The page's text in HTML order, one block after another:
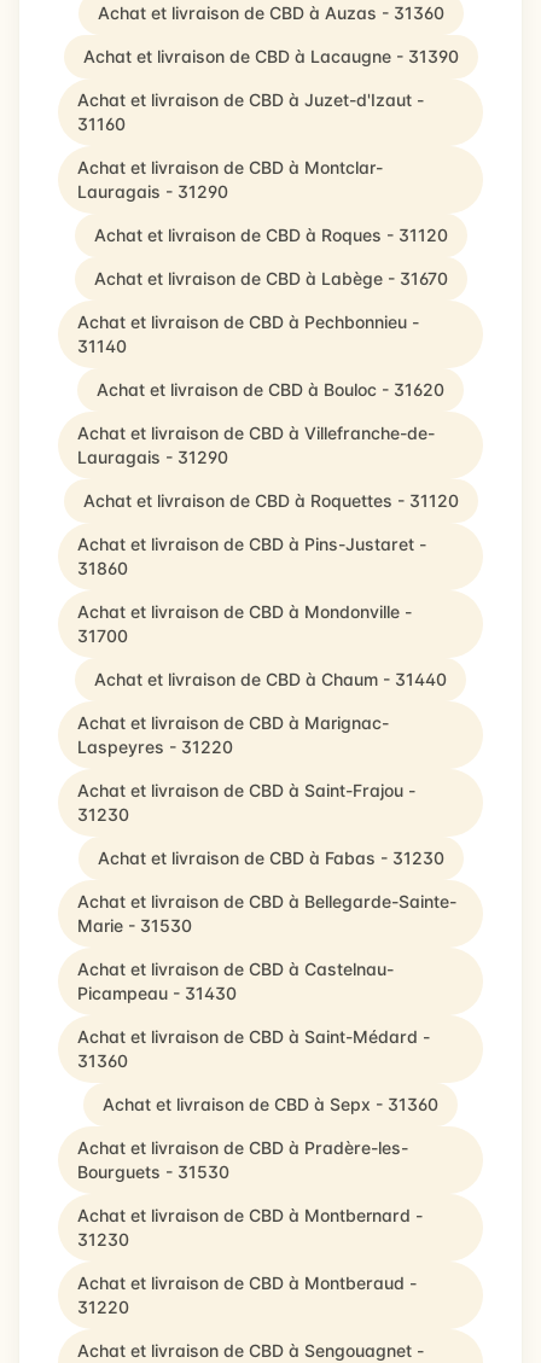
Achat et livraison de CBD à Auzas - 31360
Achat et livraison de CBD à Lacaugne - 31390
Achat et livraison de CBD à Juzet-d'Izaut -
31160
Achat et livraison de CBD à Montclar-
Lauragais - 31290
Achat et livraison de CBD à Roques - 31120
Achat et livraison de CBD à Labège - 31670
Achat et livraison de CBD à Pechbonnieu -
31140
Achat et livraison de CBD à Bouloc - 31620
Achat et livraison de CBD à Villefranche-de-
Lauragais - 31290
Achat et livraison de CBD à Roquettes - 31120
Achat et livraison de CBD à Pins-Justaret -
31860
Achat et livraison de CBD à Mondonville -
31700
Achat et livraison de CBD à Chaum - 31440
Achat et livraison de CBD à Marignac-
Laspeyres - 31220
Achat et livraison de CBD à Saint-Frajou -
31230
Achat et livraison de CBD à Fabas - 31230
Achat et livraison de CBD à Bellegarde-Sainte-
Marie - 31530
Achat et livraison de CBD à Castelnau-
Picampeau - 31430
Achat et livraison de CBD à Saint-Médard -
31360
Achat et livraison de CBD à Sepx - 31360
Achat et livraison de CBD à Pradère-les-
Bourguets - 31530
Achat et livraison de CBD à Montbernard -
31230
Achat et livraison de CBD à Montberaud -
31220
Achat et livraison de CBD à Sengouagnet -